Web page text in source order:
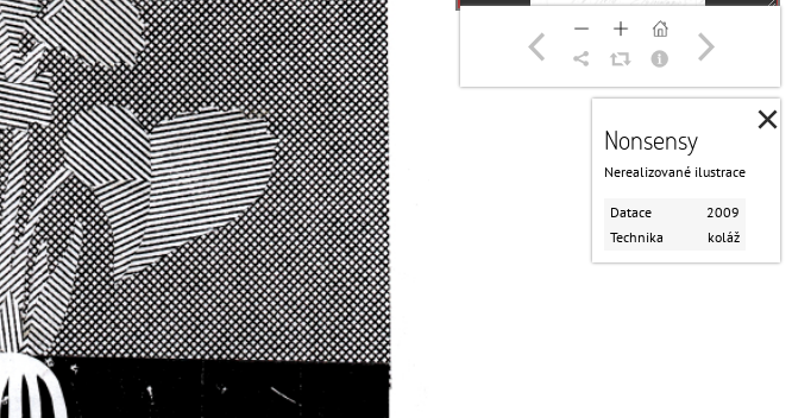
×
Nonsensy
Nerealizované ilustrace
Datace
2009
Technika
koláž